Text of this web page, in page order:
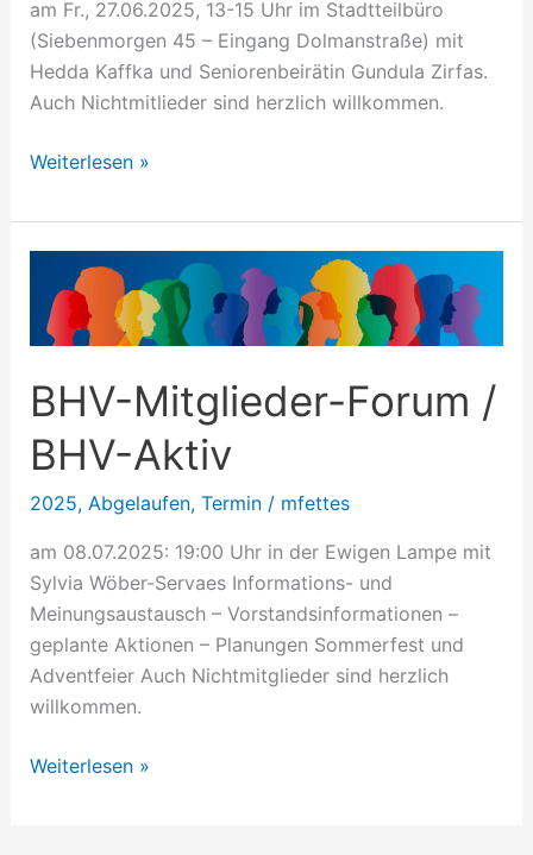
am Fr., 27.06.2025, 13-15 Uhr im Stadtteilbüro
(Siebenmorgen 45 – Eingang Dolmanstraße) mit
Hedda Kaffka und Seniorenbeirätin Gundula Zirfas.
Auch Nichtmitlieder sind herzlich willkommen.
Weiterlesen »
BHV-Mitglieder-Forum /
BHV-Aktiv
2025, Abgelaufen, Termin/ mfettes
am 08.07.2025: 19:00 Uhr in der Ewigen Lampe mit
Sylvia Wöber-Servaes Informations- und
Meinungsaustausch – Vorstandsinformationen –
geplante Aktionen – Planungen Sommerfest und
Adventfeier Auch Nichtmitglieder sind herzlich
willkommen.
Mitglieder-
Forum
BHV-
Aktiv
Weiterlesen »